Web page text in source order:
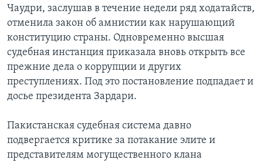
Чаудри, заслушав в течение недели ряд ходатайств,
отменила закон об амнистии как нарушающий
конституцию страны. Одновременно высшая
судебная инстанция приказала вновь открыть все
прежние дела о коррупции и других
преступлениях. Под это постановление подпадает и
досье президента Зардари.
Пакистанская судебная система давно
подвергается критике за потакание элите и
представителям могущественного клана